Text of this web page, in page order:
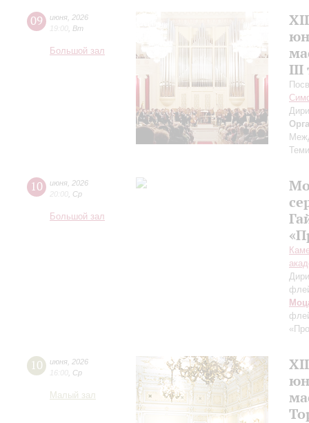
09 июня 2026
19:00 Вт
Большой зал
III
10 июня 2026
20:00 Ср
Большой зал
10 июня 2026
16:00 Ср
Малый зал